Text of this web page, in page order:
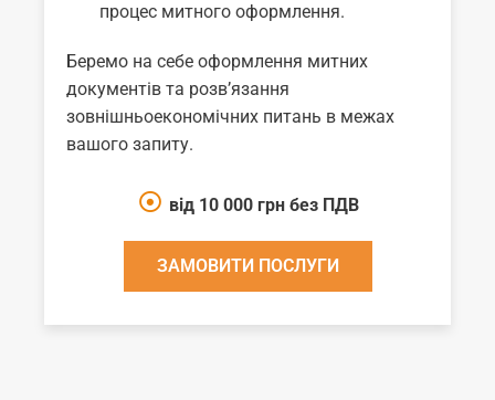
процес митного оформлення.
Беремо на себе оформлення митних
документів та розв’язання
зовнішньоекономічних питань в межах
вашого запиту.
від 10 000 грн без ПДВ
ЗАМОВИТИ ПОСЛУГИ